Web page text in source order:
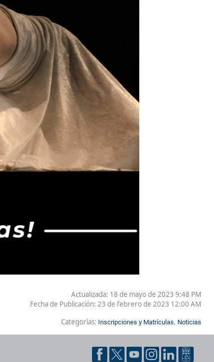
Actualizada: 18 de mayo de 2023 9:48 PM
Fecha de Publicación: 23 de febrero de 2023 12:00 AM
Categorías: Inscripciones y Matrículas, Noticias